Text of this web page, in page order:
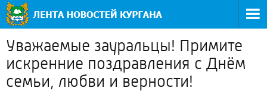
Уважаемые зауральцы! Примите
искренние поздравления с Днём
семьи, любви и верности!